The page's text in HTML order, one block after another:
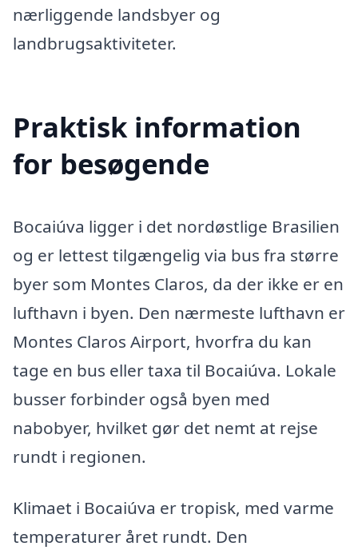
nærliggende landsbyer og
landbrugsaktiviteter.
Praktisk information
for besøgende
Bocaiúva ligger i det nordøstlige Brasilien
og er lettest tilgængelig via bus fra større
byer som Montes Claros, da der ikke er en
lufthavn i byen. Den nærmeste lufthavn er
Montes Claros Airport, hvorfra du kan
tage en bus eller taxa til Bocaiúva. Lokale
busser forbinder også byen med
nabobyer, hvilket gør det nemt at rejse
rundt i regionen.
Klimaet i Bocaiúva er tropisk, med varme
temperaturer året rundt. Den